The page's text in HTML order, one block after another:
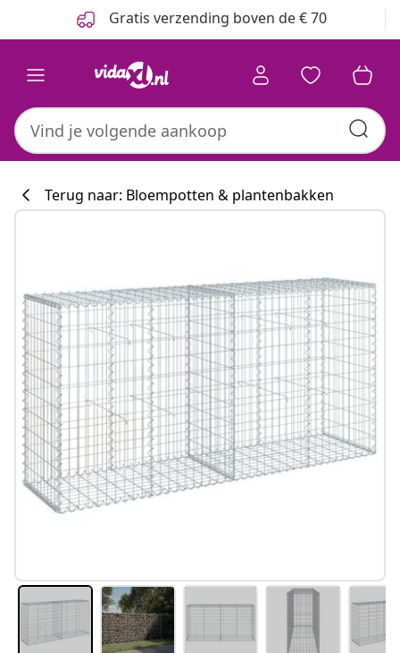
Gratis verzending boven de € 70
Terug naar: Bloempotten & plantenbakken